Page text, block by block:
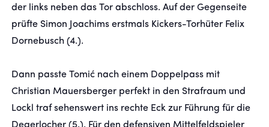
der links neben das Tor abschloss. Auf der Gegenseite
prüfte Simon Joachims erstmals Kickers-Torhüter Felix
Dornebusch (4.).
Dann passte Tomić nach einem Doppelpass mit
Christian Mauersberger perfekt in den Strafraum und
Lockl traf sehenswert ins rechte Eck zur Führung für die